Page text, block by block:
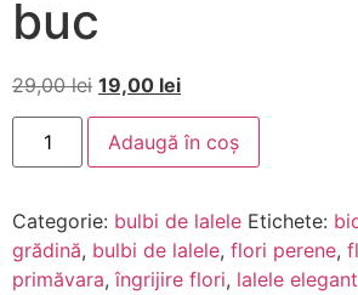
buc
29,00lei 19,00 lei
Adaugă în coș
Categorie: bulbi de lalele Etichete:
grădină, bulbi de lalele, flori perene,
primăvara,îngrijire flori, lalele